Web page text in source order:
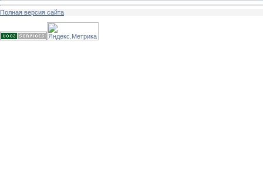
Полная версия сайта